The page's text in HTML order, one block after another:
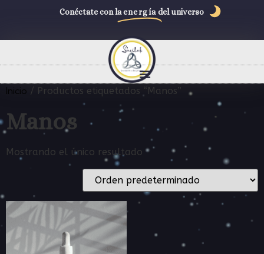
Conéctate con la energía del universo
Inicio / Productos etiquetados “Manos”
Manos
Mostrando el único resultado